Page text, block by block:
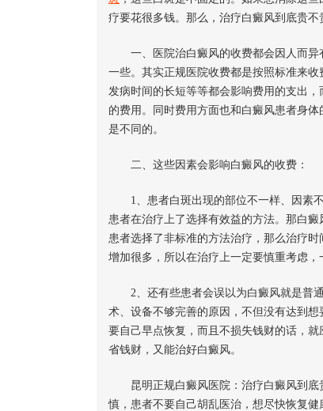
疗要花很多钱。那么，治疗白癜风到底贵不
一、医院治白癜风的收费都会因人而异
一些。其实正规医院收费都是按照标准来
发病时间的长短等等都会影响费用的支出
的费用。同时费用方面也和白癜风患者身
是不同的。
二、这些因素会影响白癜风的收费：
1、患者白斑出现的部位不一样、因素不
患者在治疗上了选择有效益的方法。那白
患者选择了非标准的方法治疗，那么治疗
增加很多，所以在治疗上一定要慎重考虑，
2、还有些患者会误以为白癜风就是普通
术、设备不够完善的原因，不但没有达到
要自己早点恢复，而且不损失钱财的话，
省钱财，又能治好白癜风。
昆明正规白癜风医院：治疗白癜风到底
慎，患者不要自己胡乱医治，想尽快恢复